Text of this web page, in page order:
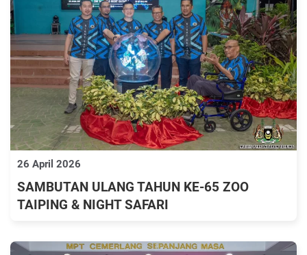
26 April 2026
SAMBUTAN ULANG TAHUN KE-65 ZOO
TAIPING & NIGHT SAFARI